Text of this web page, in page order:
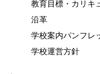
教育目標・カリキ
沿革
学校案内パンフレ
学校運営方針